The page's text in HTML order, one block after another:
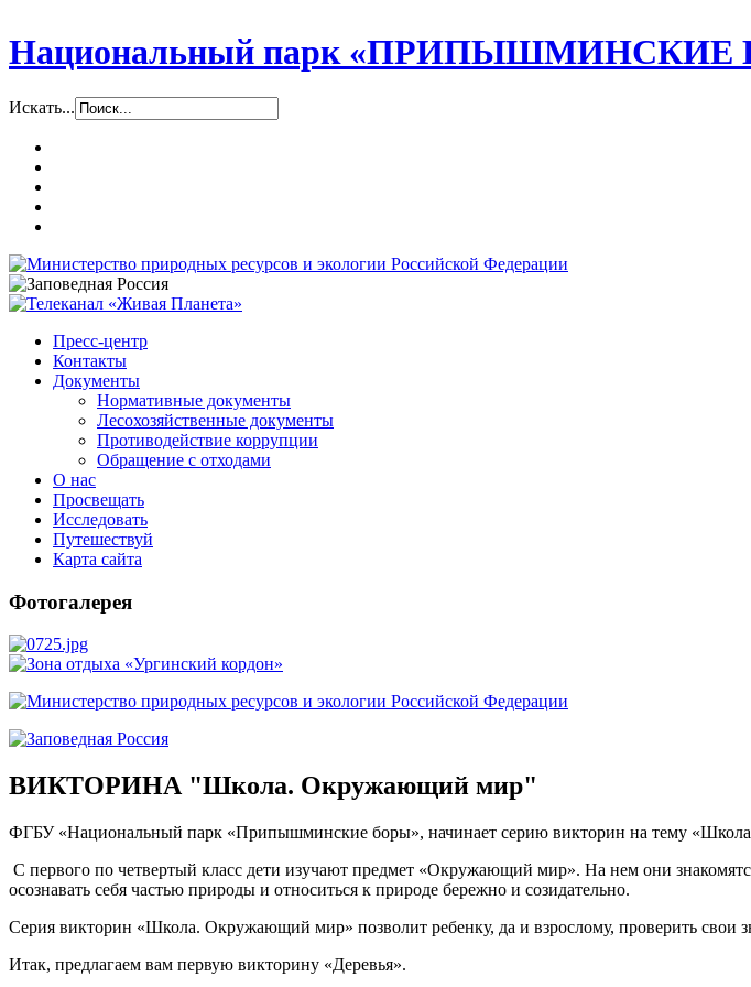
Национальный парк «ПРИПЫШМИНСКИЕ
Искать...
Пресс-центр
Контакты
Документы
Нормативные документы
Лесохозяйственные документы
Противодействие коррупции
Обращение с отходами
О нас
Просвещать
Исследовать
Путешествуй
Карта сайта
Фотогалерея
ВИКТОРИНА "Школа. Окружающий мир"
ФГБУ «Национальный парк «Припышминские боры», начинает серию викторин на тему
С первого по четвертый класс дети изучают предмет «Окружающий мир». На нем они
осознавать себя частью природы и относиться к природе бережно и созидательно.
Серия викторин «Школа. Окружающий мир» позволит ребенку, да и взрослому, проверить свои
Итак, предлагаем вам первую викторину «Деревья».